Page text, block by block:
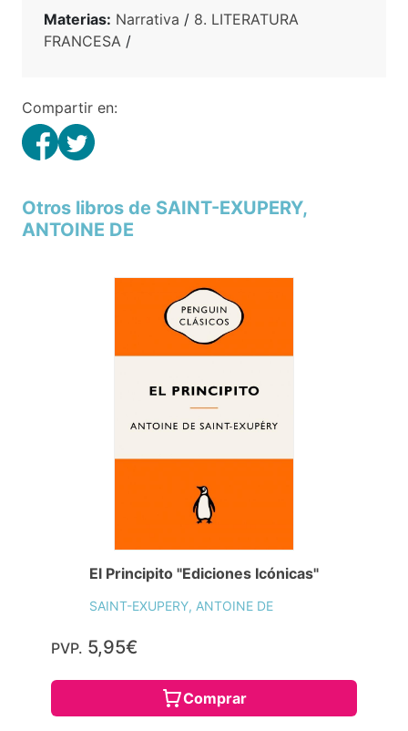
Materias: Narrativa / 8. LITERATURA
FRANCESA /
Compartir en:
Otros libros de SAINT-EXUPERY,
ANTOINE DE
El Principito "Ediciones Icónicas"
SAINT-EXUPERY, ANTOINE DE
PVP. 5,95€
Comprar